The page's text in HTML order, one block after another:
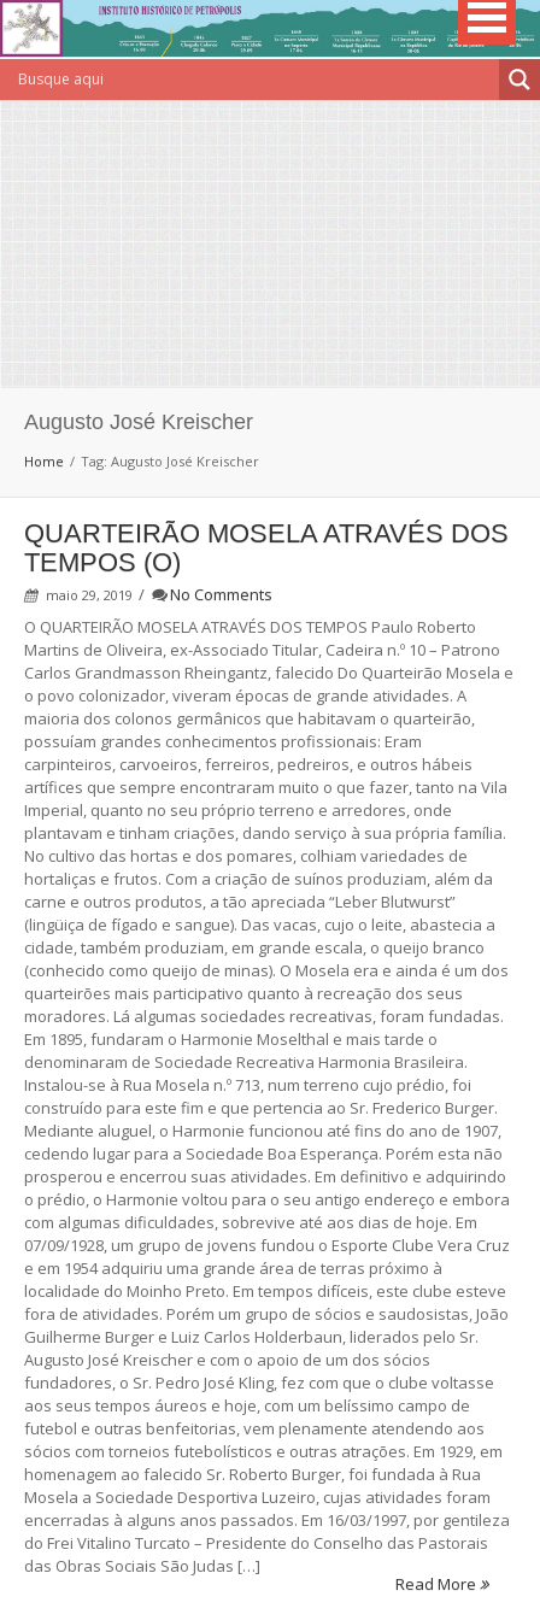
Augusto José Kreischer
Home Tag: Augusto José Kreischer
QUARTEIRÃO MOSELA ATRAVÉS DOS
TEMPOS (O)
maio 29, 2019 /
No Comments
O QUARTEIRÃO MOSELA ATRAVÉS DOS TEMPOS Paulo Roberto
Martins de Oliveira, ex-Associado Titular, Cadeira n.º 10 – Patrono
Carlos Grandmasson Rheingantz, falecido Do Quarteirão Mosela e
o povo colonizador, viveram épocas de grande atividades. A
maioria dos colonos germânicos que habitavam o quarteirão,
possuíam grandes conhecimentos profissionais: Eram
carpinteiros, carvoeiros, ferreiros, pedreiros, e outros hábeis
artífices que sempre encontraram muito o que fazer, tanto na Vila
Imperial, quanto no seu próprio terreno e arredores, onde
plantavam e tinham criações, dando serviço à sua própria família.
No cultivo das hortas e dos pomares, colhiam variedades de
hortaliças e frutos. Com a criação de suínos produziam, além da
carne e outros produtos, a tão apreciada “Leber Blutwurst”
(lingüiça de fígado e sangue). Das vacas, cujo o leite, abastecia a
cidade, também produziam, em grande escala, o queijo branco
(conhecido como queijo de minas). O Mosela era e ainda é um dos
quarteirões mais participativo quanto à recreação dos seus
moradores. Lá algumas sociedades recreativas, foram fundadas.
Em 1895, fundaram o Harmonie Moselthal e mais tarde o
denominaram de Sociedade Recreativa Harmonia Brasileira.
Instalou-se à Rua Mosela n.º 713, num terreno cujo prédio, foi
construído para este fim e que pertencia ao Sr. Frederico Burger.
Mediante aluguel, o Harmonie funcionou até fins do ano de 1907,
cedendo lugar para a Sociedade Boa Esperança. Porém esta não
prosperou e encerrou suas atividades. Em definitivo e adquirindo
o prédio, o Harmonie voltou para o seu antigo endereço e embora
com algumas dificuldades, sobrevive até aos dias de hoje. Em
07/09/1928, um grupo de jovens fundou o Esporte Clube Vera Cruz
e em 1954 adquiriu uma grande área de terras próximo à
localidade do Moinho Preto. Em tempos difíceis, este clube esteve
fora de atividades. Porém um grupo de sócios e saudosistas, João
Guilherme Burger e Luiz Carlos Holderbaun, liderados pelo Sr.
Augusto José Kreischer e com o apoio de um dos sócios
fundadores, o Sr. Pedro José Kling, fez com que o clube voltasse
aos seus tempos áureos e hoje, com um belíssimo campo de
futebol e outras benfeitorias, vem plenamente atendendo aos
sócios com torneios futebolísticos e outras atrações. Em 1929, em
homenagem ao falecido Sr. Roberto Burger, foi fundada à Rua
Mosela a Sociedade Desportiva Luzeiro, cujas atividades foram
encerradas à alguns anos passados. Em 16/03/1997, por gentileza
do Frei Vitalino Turcato – Presidente do Conselho das Pastorais
das Obras Sociais São Judas […]
Read More